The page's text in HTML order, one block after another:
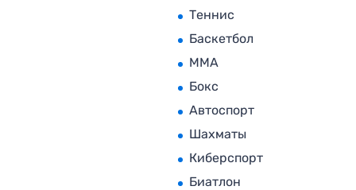
Теннис
Баскетбол
MMA
Бокс
Автоспорт
Шахматы
Киберспорт
Биатлон